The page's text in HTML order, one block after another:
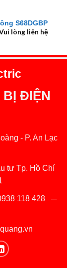
S68DGBP
lòng liên hệ
BỊ ĐIỆN
- P. An Lạc
tư Tp. Hồ Chí
118 428─